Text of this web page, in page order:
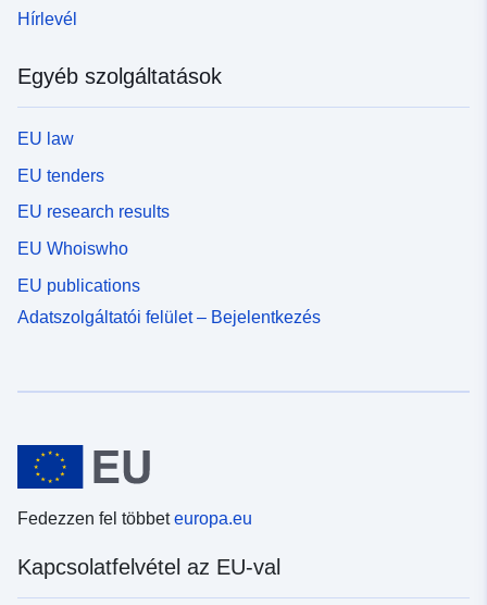
Hírlevél
Egyéb szolgáltatások
EU law
EU tenders
EU research results
EU Whoiswho
EU publications
Adatszolgáltatói felület – Bejelentkezés
Fedezzen fel többeteuropa.eu
Kapcsolatfelvétel az EU-val